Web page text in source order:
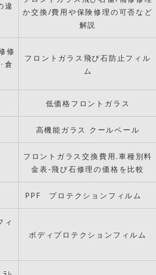
違
か交換/費用や保険修理の可否など
解説
修
倉
フロントガラス飛び石防止フィル
ム
低価格フロントガラス
高機能ガラス クールベール
フロントガラス交換費用.車種別料
金表-飛び石修理の価格を比較
PPF プロテクションフィルム
ィ
ボディプロテクションフィルム